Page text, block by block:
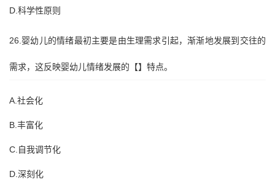
D.科学性原则
26.婴幼儿的情绪最初主要是由生理需求引起，渐渐地发展到交往的
需求，这反映婴幼儿情绪发展的【】特点。
A.社会化
B.丰富化
C.自我调节化
D.深刻化